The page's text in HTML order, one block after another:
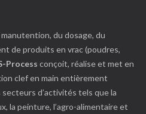
du dosage, du
de produits en vrac (poudres,
Process conçoit, réalise et met en
clef en main entièrement
d’activités tels que la
la peinture, l’agro-alimentaire et